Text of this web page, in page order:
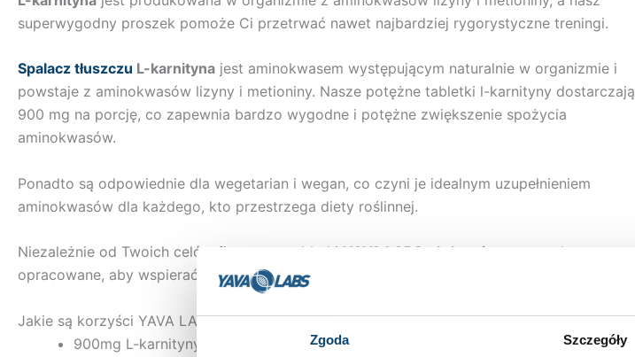
Zgoda Szczegóły
superwygodny proszek pomoże Ci przetrwać nawet najbardziej rygorystyczne treningi.
Spalacz tłuszczu L-karnityna jest aminokwasem występującym naturalnie w organizmie i
powstaje z aminokwasów lizyny i metioniny. Nasze potężne tabletki l-karnityny dostarczają
900 mg na porcję, co zapewnia bardzo wygodne i potężne zwiększenie spożycia
aminokwasów.
Ponadto są odpowiednie dla wegetarian i wegan, co czyni je idealnym uzupełnieniem
aminokwasów dla każdego, kto przestrzega diety roślinnej.
Niezależnie od Twoich celów fitness, te tabletki YAVA LABS – L-karnityna
zostały
opracowane, aby wspierać nawet najcięższe treningi i wspierać zbilansowaną dietę.
Jakie są korzyści YAVA LABS – L-karnityna
900mg L-karnityny